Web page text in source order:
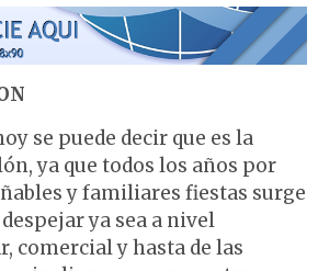
se puede decir que es la
ya que todos los años por
y familiares fiestas surge
ya sea a nivel
comercial y hasta de las